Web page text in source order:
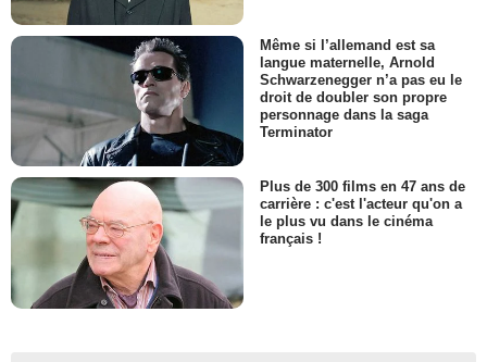
Même si l’allemand est sa
langue maternelle, Arnold
Schwarzenegger n’a pas eu le
droit de doubler son propre
personnage dans la saga
Terminator
Plus de 300 films en 47 ans de
carrière : c'est l'acteur qu'on a
le plus vu dans le cinéma
français !